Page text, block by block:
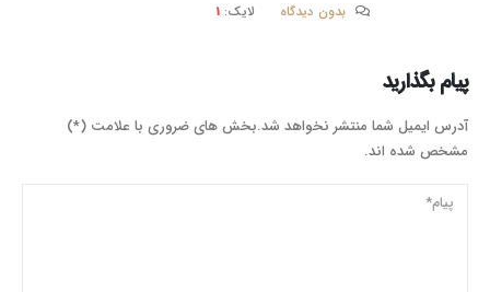
بدون دیدگاه لایک: 1
پیام بگذارید
آدرس ایمیل شما منتشر نخواهد شد.بخش های ضروری با علامت (*)
مشخص شده اند.